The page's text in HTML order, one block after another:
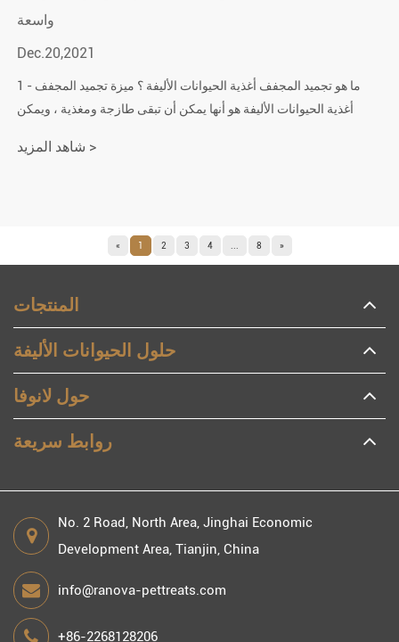
واسعة
Dec.20,2021
1 - ما هو تجميد المجفف أغذية الحيوانات الأليفة ؟ ميزة تجميد المجفف
أغذية الحيوانات الأليفة هو أنها يمكن أن تبقى طازجة ومغذية ، ويمكن
شاهد المزيد >
« 2 3 4 ... 8 »
المنتجات
حلول الحيوانات الأليفة
حول لانوفا
روابط سريعة
No. 2 Road, North Area, Jinghai Economic
Development Area, Tianjin, China
info@ranova-pettreats.com
+86-2268128206